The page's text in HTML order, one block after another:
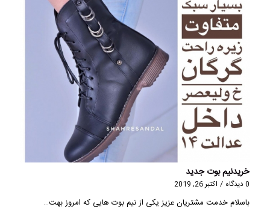
خریدنیم بوت جدید
0 دیدگاه / اکتبر 26, 2019
باسلام خدمت مشتریان عزیز یکی از نیم بوت هایی که امروز بهت…